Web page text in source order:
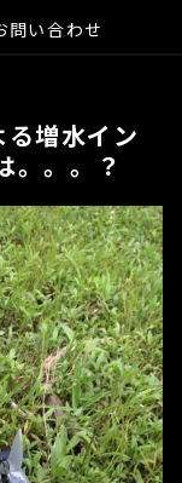
問い合わせ
る増水イン
。。。？